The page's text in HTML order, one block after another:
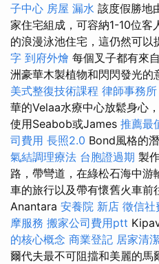
子中心 房屋 漏水 該度假勝地
家住宅組成，可容納1-10位客
的浪漫泳池住宅，這仍然可以
字 到府外燴 每個叉子都有來
洲豪華木製植物和閃閃發光的
美式整復技術課程 律師事務所
華的Velaa水療中心放鬆身心
使用Seabob或James 推薦最
司費用 長照2.0 Bond風格的
氣結調理療法 台胞證過期 製
路，帶彎道，在綠松石海中
車的旅行以及帶有懷舊火車前
Anantara 安養院 新店 徵信社
摩服務 搬家公司費用ptt
的核心概念 商業登記 居家清
爾代夫最不可阻擋和美麗的馬